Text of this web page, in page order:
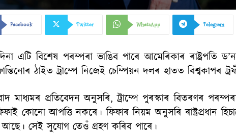
Facebook Twitter WhatsApp Telegram
এটি বিশেষ পৰম্পৰা ভাঙিব পাৰে আমেৰিকাৰ ৰাষ্ট্ৰপতি
ঠাইত ট্ৰাম্পে নিজেই চেম্পিয়ন দলৰ হাতত বিশ্বকাপৰ
মাধ্যমৰ প্ৰতিবেদন অনুসৰি, ট্ৰাম্পে পুৰস্কাৰ বিতৰণৰ
কোনো আপত্তি নকৰে। ফিফাৰ নিয়ম অনুসৰি ৰাষ্ট্ৰপ্ৰধান
সেই সুযোগ তেওঁ গ্ৰহণ কৰিব পাৰে।